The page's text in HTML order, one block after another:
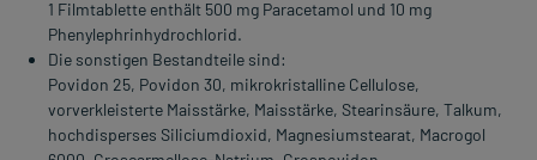
1 Filmtablette enthält 500 mg Paracetamol und 10 mg
Phenylephrinhydrochlorid.
Die sonstigen Bestandteile sind:
Povidon 25, Povidon 30, mikrokristalline Cellulose,
vorverkleisterte Maisstärke, Maisstärke, Stearinsäure, Talkum,
hochdisperses Siliciumdioxid, Magnesiumstearat, Macrogol